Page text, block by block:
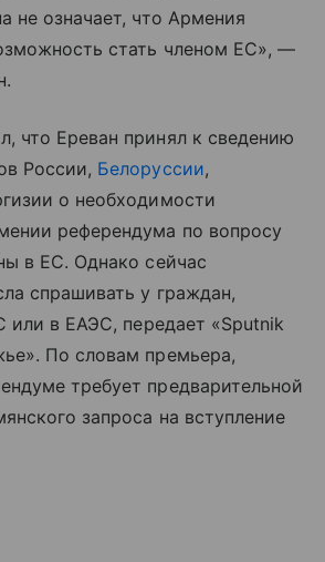
не означает, что Армения
стать членом ЕС», —
что Ереван принял к сведению
России, Белоруссии,
о необходимости
референдума по вопросу
в ЕС. Однако сейчас
спрашивать у граждан,
или в ЕАЭС, передает «Sputnik
По словам премьера,
требует предварительной
запроса на вступление